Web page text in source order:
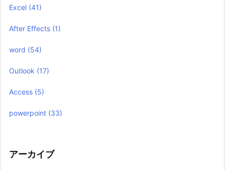
Excel (41)
After Effects (1)
word (54)
Outlook (17)
Access (5)
powerpoint (33)
アーカイブ